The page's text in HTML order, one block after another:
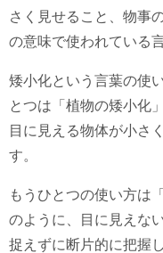
さく見せること、物事
の意味で使われている
矮小化という言葉の使
とつは「植物の矮小化
目に見える物体が小さ
す。
もうひとつの使い方は
のように、目に見えな
捉えずに断片的に把握